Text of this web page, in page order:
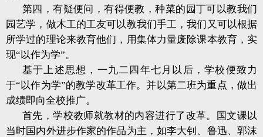
第四，有疑便问，有得便教，种菜的园丁可以教我们
园艺学，做木工的工友可以教我们手工，我们又可以根据
所学过的理论来教育他们，用集体力量废除课本教育，实
现“以作为学”。
基于上述思想，一九二四年七月以后，学校便致力
于“以作为学”的教学改革工作。并以第二班为重点，做出
成绩即向全校推广。
首先，学校教师就教材的内容进行了改革。国文课以
当时国内外进步作家的作品为主，如李大钊、鲁迅、郭沫